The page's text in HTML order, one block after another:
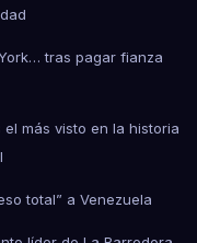
tras pagar fianza
más visto en la historia
total” a Venezuela